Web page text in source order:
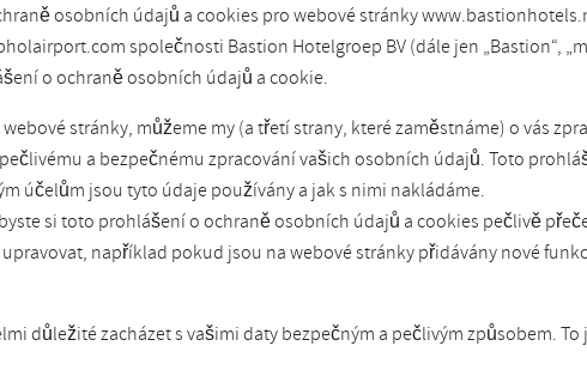
osobních údajů a cookies pro webové stránky
společnosti Bastion Hotelgroep BV (dále jen „Bastion“,
o ochraně osobních údajů a cookie.
stránky, můžeme my (a třetí strany, které zaměstnáme) o vás
a bezpečnému zpracování vašich osobních údajů. Toto
účelům jsou tyto údaje používány a jak s nimi nakládáme.
si toto prohlášení o ochraně osobních údajů a cookies pečlivě
například pokud jsou na webové stránky přidávány nové
důležité zacházet s vašimi daty bezpečným a pečlivým způsobem.